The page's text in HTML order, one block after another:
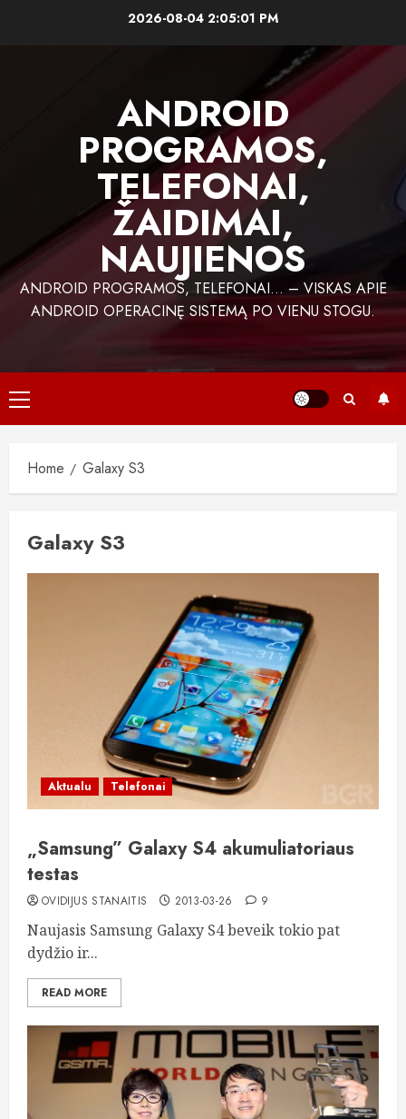
2026-08-04 2:05:02 PM
ANDROID
PROGRAMOS,
TELEFONAI,
ŽAIDIMAI,
NAUJIENOS
ANDROID PROGRAMOS, TELEFONAI… – VISKAS APIE
ANDROID OPERACINĘ SISTEMĄ PO VIENU STOGU.
Primary
Menu
Home Galaxy S3
Galaxy S3
Aktualu Telefonai
„Samsung” Galaxy S4 akumuliatoriaus
testas
OVIDIJUS STANAITIS 2013-03-26 9
Naujasis Samsung Galaxy S4 beveik tokio pat
dydžio ir...
READ MORE